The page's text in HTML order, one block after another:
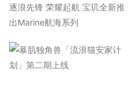
逐浪先锋 荣耀起航 宝玑全新推
出Marine航海系列